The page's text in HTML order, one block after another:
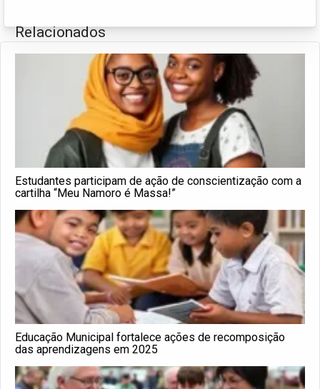
Relacionados
Estudantes participam de ação de conscientização com a
cartilha “Meu Namoro é Massa!”
Educação Municipal fortalece ações de recomposição
das aprendizagens em 2025